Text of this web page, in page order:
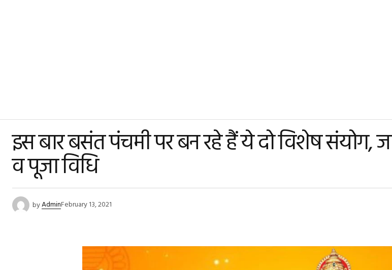
इस बार बसंत पंचमी पर बन रहे हैं ये दो विशेष संयोग,
व पूजा विधि
byAdminFebruary 13, 2021